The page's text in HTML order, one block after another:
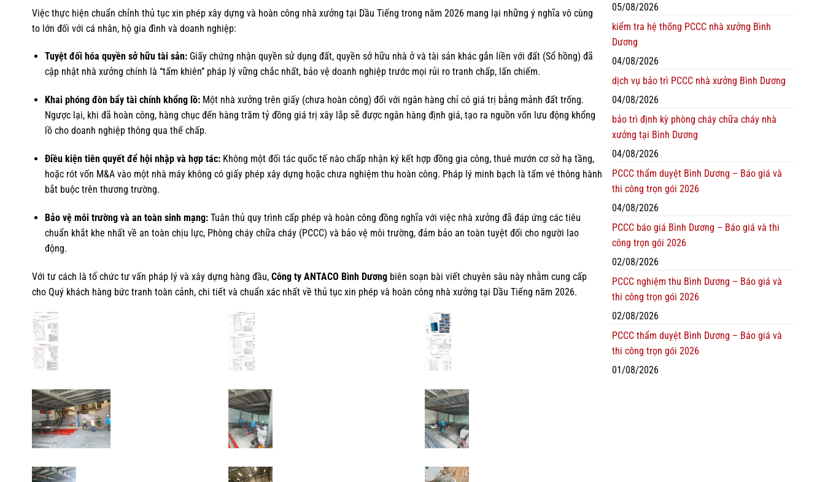
Việc thực hiện chuẩn chỉnh thủ tục xin phép xây dựng và hoàn công nhà xưởng tại Dầu Tiếng trong năm 2026 mang lại những ý nghĩa vô cùng
to lớn đối với cá nhân, hộ gia đình và doanh nghiệp:
Tuyệt đối hóa quyền sở hữu tài sản:Giấy chứng nhận quyền sử dụng đất, quyền sở hữu nhà ở và tài sản khác gắn liền với đất (Sổ hồng) đã
cập nhật nhà xưởng chính là “tấm khiên” pháp lý vững chắc nhất, bảo vệ doanh nghiệp trước mọi rủi ro tranh chấp, lấn chiếm.
Khai phóng đòn bẩy tài chính khổng lồ:Một nhà xưởng trên giấy (chưa hoàn công) đối với ngân hàng chỉ có giá trị bằng mảnh đất trống.
Ngược lại, khi đã hoàn công, hàng chục đến hàng trăm tỷ đồng giá trị xây lắp sẽ được ngân hàng định giá, tạo ra nguồn vốn lưu động khổng
lồ cho doanh nghiệp thông qua thế chấp.
Điều kiện tiên quyết để hội nhập và hợp tác:Không một đối tác quốc tế nào chấp nhận ký kết hợp đồng gia công, thuê mướn cơ sở hạ tầng,
hoặc rót vốn M&A vào một nhà máy không có giấy phép xây dựng hoặc chưa nghiệm thu hoàn công. Pháp lý minh bạch là tấm vé thông hành
bắt buộc trên thương trường.
Bảo vệ môi trường và an toàn sinh mạng:Tuân thủ quy trình cấp phép và hoàn công đồng nghĩa với việc nhà xưởng đã đáp ứng các tiêu
chuẩn khắt khe nhất về an toàn chịu lực, Phòng cháy chữa cháy (PCCC) và bảo vệ môi trường, đảm bảo an toàn tuyệt đối cho người lao
động.
Với tư cách là tổ chức tư vấn pháp lý và xây dựng hàng đầu, Công ty ANTACO Bình Dương biên soạn bài viết chuyên sâu này nhằm cung cấp
cho Quý khách hàng bức tranh toàn cảnh, chi tiết và chuẩn xác nhất về thủ tục xin phép và hoàn công nhà xưởng tại Dầu Tiếng năm 2026.
05/08/2026
kiểm tra hệ thống PCCC nhà xưởng Bình
Dương
04/08/2026
dịch vụ bảo trì PCCC nhà xưởng Bình Dương
04/08/2026
bảo trì định kỳ phòng cháy chữa cháy nhà
xưởng tại Bình Dương
04/08/2026
PCCC thẩm duyệt Bình Dương – Báo giá và
thi công trọn gói 2026
04/08/2026
PCCC báo giá Bình Dương – Báo giá và thi
công trọn gói 2026
02/08/2026
PCCC nghiệm thu Bình Dương – Báo giá và
thi công trọn gói 2026
02/08/2026
PCCC thẩm duyệt Bình Dương – Báo giá và
thi công trọn gói 2026
01/08/2026